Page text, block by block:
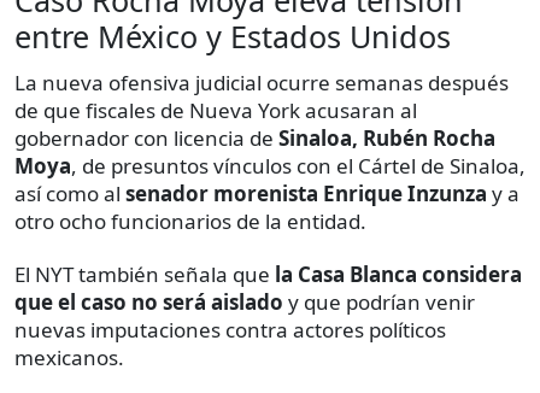
entre México y Estados Unidos
La nueva ofensiva judicial ocurre semanas después
de que fiscales de Nueva York acusaran al
gobernador con licencia de Sinaloa, Rubén Rocha
Moya, de presuntos vínculos con el Cártel de Sinaloa,
así como al senador morenista Enrique Inzunza y a
otro ocho funcionarios de la entidad.
El NYT también señala que la Casa Blanca considera
que el caso no será aislado y que podrían venir
nuevas imputaciones contra actores políticos
mexicanos.